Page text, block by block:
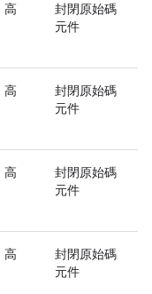
高
封閉原始碼
元件
高
封閉原始碼
元件
高
封閉原始碼
元件
高
封閉原始碼
元件